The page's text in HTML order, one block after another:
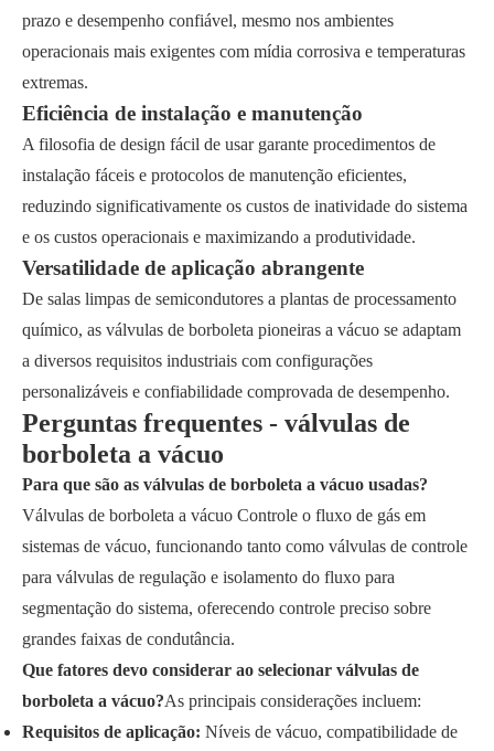
prazo e desempenho confiável, mesmo nos ambientes
operacionais mais exigentes com mídia corrosiva e temperaturas
extremas.
Eficiência de instalação e manutenção
A filosofia de design fácil de usar garante procedimentos de
instalação fáceis e protocolos de manutenção eficientes,
reduzindo significativamente os custos de inatividade do sistema
e os custos operacionais e maximizando a produtividade.
Versatilidade de aplicação abrangente
De salas limpas de semicondutores a plantas de processamento
químico, as válvulas de borboleta pioneiras a vácuo se adaptam
a diversos requisitos industriais com configurações
personalizáveis e confiabilidade comprovada de desempenho.
Perguntas frequentes - válvulas de
borboleta a vácuo
Para que são as válvulas de borboleta a vácuo usadas?
Válvulas de borboleta a vácuo Controle o fluxo de gás em
sistemas de vácuo, funcionando tanto como válvulas de controle
para válvulas de regulação e isolamento do fluxo para
segmentação do sistema, oferecendo controle preciso sobre
grandes faixas de condutância.
Que fatores devo considerar ao selecionar válvulas de
borboleta a vácuo?As principais considerações incluem:
Requisitos de aplicação: Níveis de vácuo, compatibilidade de